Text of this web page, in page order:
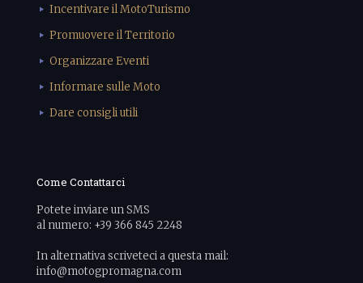
Incentivare il MotoTurismo
Promuovere il Territorio
Organizzare Eventi
Informare sulle Moto
Dare consigli utili
Come Contattarci
Potete inviare un SMS
al numero: +39 366 845 2248
In alternativa scriveteci a questa mail:
info@motogpromagna.com